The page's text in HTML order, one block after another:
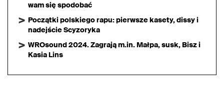
wam się spodobać
Początki polskiego rapu: pierwsze kasety, dissy i
nadejście Scyzoryka
WROsound 2024. Zagrają m.in. Małpa, susk, Bisz i
Kasia Lins